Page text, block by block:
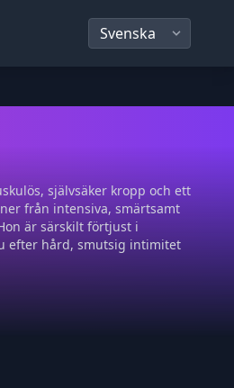
självsäker kropp och ett
från intensiva, smärtsamt
är särskilt förtjust i
efter hård, smutsig intimitet